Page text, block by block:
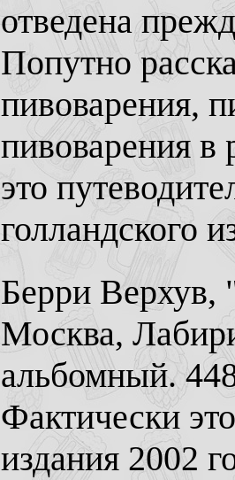
отведена
Попутно
пивоварения,
пивоварения в
это
голландского
Берри Верхув,
Москва,
альбомный.
Фактически
издания 2002